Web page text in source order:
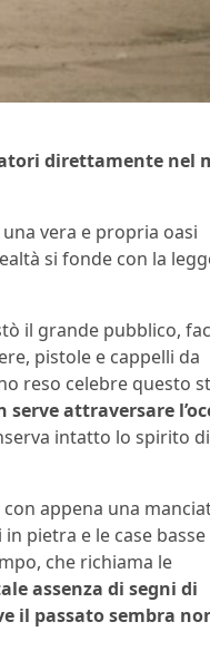
direttamente nel
vera e propria oasi
si fonde con la
il grande pubblico,
pistole e cappelli da
reso celebre questo
serve attraversare
intatto lo spirito
appena una
pietra e le case basse
che richiama le
assenza di segni di
il passato sembra